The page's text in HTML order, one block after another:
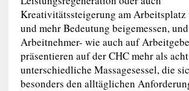
Kreativitätssteigerung am
und mehr Bedeutung beigemessen,
Arbeitnehmer- wie auch auf
präsentieren auf der CHC mehr als
unterschiedliche Massagesessel, die
besonders den alltäglichen